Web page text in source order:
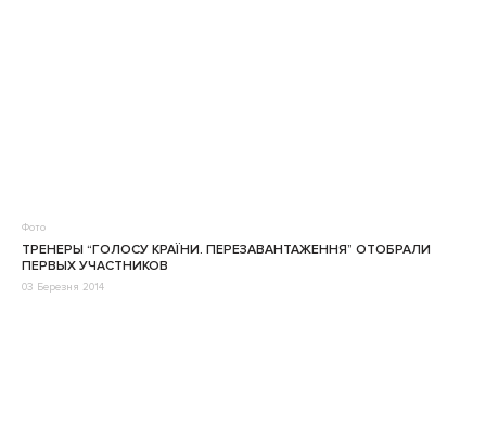
Фото
ТРЕНЕРЫ “ГОЛОСУ КРАЇНИ. ПЕРЕЗАВАНТАЖЕННЯ” ОТОБРАЛИ
ПЕРВЫХ УЧАСТНИКОВ
03 Березня 2014